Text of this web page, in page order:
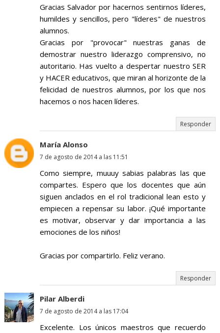
Gracias Salvador por hacernos sentirnos líderes,
humildes y sencillos, pero "líderes" de nuestros
alumnos.
Gracias por "provocar" nuestras ganas de
demostrar nuestro liderazgo comprensivo, no
autoritario. Has vuelto a despertar nuestro SER
y HACER educativos, que miran al horizonte de la
felicidad de nuestros alumnos, por los que nos
hacemos o nos hacen líderes.
Responder
María Alonso
7 de agosto de 2014 a las 11:51
Como siempre, muuuy sabias palabras las que
compartes. Espero que los docentes que aún
siguen anclados en el rol tradicional lean esto y
empiecen a repensar su labor. ¡Qué importante
es motivar, observar y dar importancia a las
emociones de los niños!
Gracias por compartirlo. Feliz verano.
Responder
Pilar Alberdi
7 de agosto de 2014 a las 17:04
Excelente. Los únicos maestros que recuerdo